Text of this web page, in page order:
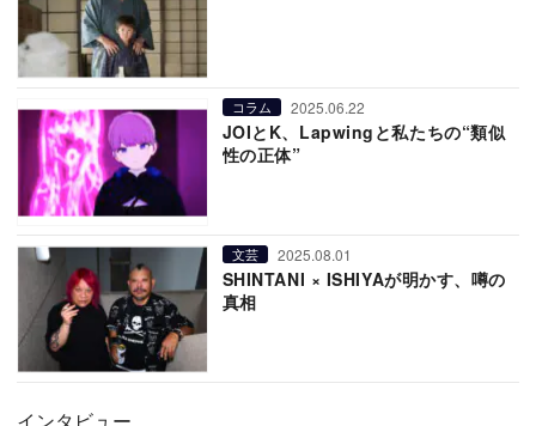
コラム 2025.06.22
JOIとK、Lapwingと私たちの“類似
性の正体”
文芸 2025.08.01
SHINTANI × ISHIYAが明かす、噂の
真相